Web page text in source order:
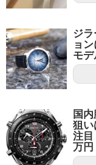
ジ
ョ
モ
国
狙い
注
万円